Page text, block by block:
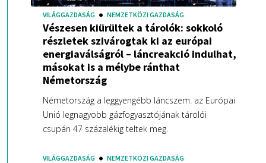
VILÁGGAZDASÁG NEMZETKÖZI GAZDASÁG
Vészesen kiürültek a tárolók: sokkoló
részletek szivárogtak ki az európai
energiaválságról – láncreakció indulhat,
másokat is a mélybe ránthat
Németország
Németország a leggyengébb láncszem: az Európai
Unió legnagyobb gázfogyasztójának tárolói
csupán 47 százalékig teltek meg.
VILÁGGAZDASÁG NEMZETKÖZI GAZDASÁG